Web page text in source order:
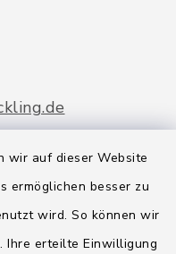
wir auf dieser Website
ermöglichen besser zu
wird. So können wir
Ihre erteilte Einwilligung